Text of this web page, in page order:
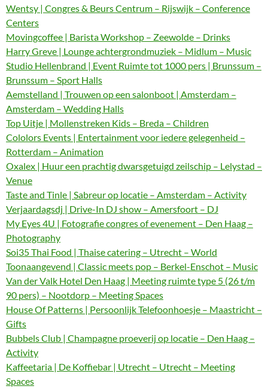
Wentsy | Congres & Beurs Centrum – Rijswijk – Conference
Centers
Movingcoffee | Barista Workshop – Zeewolde – Drinks
Harry Greve | Lounge achtergrondmuziek – Midlum – Music
Studio Hellenbrand | Event Ruimte tot 1000 pers | Brunssum –
Brunssum – Sport Halls
Aemstelland | Trouwen op een salonboot | Amsterdam –
Amsterdam – Wedding Halls
Top Uitje | Mollenstreken Kids – Breda – Children
Cololors Events | Entertainment voor iedere gelegenheid –
Rotterdam – Animation
Oxalex | Huur een prachtig dwarsgetuigd zeilschip – Lelystad –
Venue
Taste and Tinle | Sabreur op locatie – Amsterdam – Activity
Verjaardagsdj | Drive-In DJ show – Amersfoort – DJ
My Eyes 4U | Fotografie congres of evenement – Den Haag –
Photography
Soi35 Thai Food | Thaise catering – Utrecht – World
Toonaangevend | Classic meets pop – Berkel-Enschot – Music
Van der Valk Hotel Den Haag | Meeting ruimte type 5 (26 t/m
90 pers) – Nootdorp – Meeting Spaces
House Of Patterns | Persoonlijk Telefoonhoesje – Maastricht –
Gifts
Bubbels Club | Champagne proeverij op locatie – Den Haag –
Activity
Kaffeetaria | De Koffiebar | Utrecht – Utrecht – Meeting
Spaces